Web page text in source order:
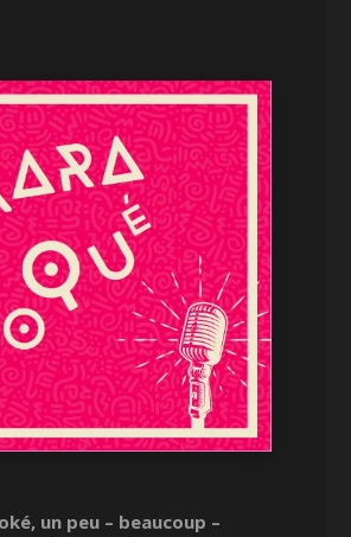
un peu – beaucoup –